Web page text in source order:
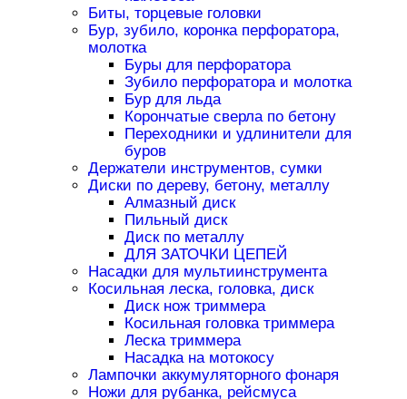
Биты, торцевые головки
Бур, зубило, коронка перфоратора,
молотка
Буры для перфоратора
Зубило перфоратора и молотка
Бур для льда
Корончатые сверла по бетону
Переходники и удлинители для
буров
Держатели инструментов, сумки
Диски по дереву, бетону, металлу
Алмазный диск
Пильный диск
Диск по металлу
ДЛЯ ЗАТОЧКИ ЦЕПЕЙ
Насадки для мультиинструмента
Косильная леска, головка, диск
Диск нож триммера
Косильная головка триммера
Леска триммера
Насадка на мотокосу
Лампочки аккумуляторного фонаря
Ножи для рубанка, рейсмуса